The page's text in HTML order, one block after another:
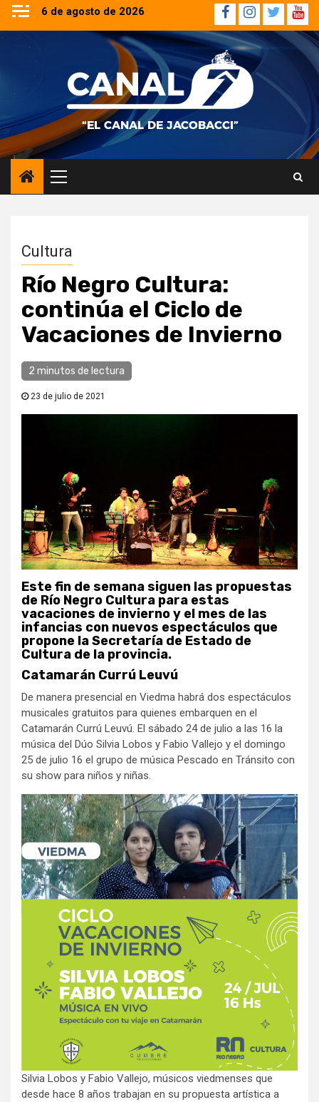
Saltar
contenido
6 de agosto de 2026 Facebook
Instagram
Twitter
Menú
principal
Cultura
Río Negro Cultura:
continúa el Ciclo de
Vacaciones de Invierno
2 minutos de lectura
23 de julio de 2021
Este fin de semana siguen las propuestas
de Río Negro Cultura para estas
vacaciones de invierno y el mes de las
infancias con nuevos espectáculos que
propone la Secretaría de Estado de
Cultura de la provincia.
Catamarán Currú Leuvú
De manera presencial en Viedma habrá dos espectáculos
musicales gratuitos para quienes embarquen en el
Catamarán Currú Leuvú. El sábado 24 de julio a las 16 la
música del Dúo Silvia Lobos y Fabio Vallejo y el domingo
25 de julio 16 el grupo de música Pescado en Tránsito con
su show para niños y niñas.
Silvia Lobos y Fabio Vallejo, músicos viedmenses que
desde hace 8 años trabajan en su propuesta artística a